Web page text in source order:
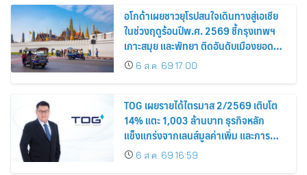
อโกด้าเผยชาวยุโรปสนใจเดินทางสู่เอเชีย
ในช่วงฤดูร้อนปีพ.ศ. 2569 ชี้กรุงเทพฯ
เกาะสมุย และพัทยา ติดอันดับเมืองยอด
นิยม6 ส.ค. 69 17:00
TOG เผยรายได้ไตรมาส 2/2569 เติบโต
14% แตะ 1,003 ล้านบาท ธุรกิจหลัก
แข็งแกร่งจากเลนส์มูลค่าเพิ่ม และการ
ขยายตลาดต่างประเทศ พร้อมเดินหน้า
ลงทุนเพื่อการเติบโตระยะยาว
6 ส.ค. 69 16:59